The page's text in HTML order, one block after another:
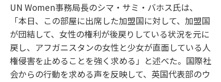
UN Women事務局長のシマ・サミ・バホス氏は、
「本日、この部屋に出席した加盟国に対して、加盟国
が団結して、女性の権利が後戻りしている状況を元に
戻し、アフガニスタンの女性と少女が直面している人
権侵害を止めることを強く求める」と述べた。国際社
会からの行動を求める声を反映して、英国代表部のウ